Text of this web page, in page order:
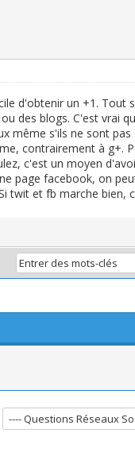
d'obtenir un +1. Tout
des blogs. C'est vrai
même s'ils ne sont
contrairement à g+.
c'est un moyen
page facebook, on
twit et fb marche bien,